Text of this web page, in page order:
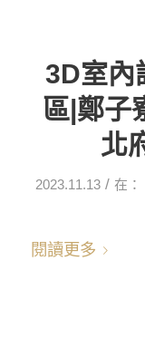
3D室內
區|鄭子
北
2023.11.13 / 在：
閱讀更多